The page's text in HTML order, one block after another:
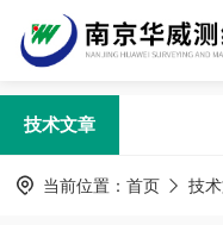
技术文章
当前位置： 首页 技